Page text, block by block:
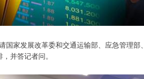
国家发展改革委和交通运输部、应急管理
并答记者问。
1.02% 深证成指